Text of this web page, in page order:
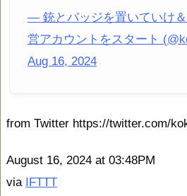
— 銃とバッジを置いていけ
営アカウントをスタート
Aug 16, 2024
from Twitter https://twitter.com/
August 16, 2024 at 03:48PM
via
IFTTT